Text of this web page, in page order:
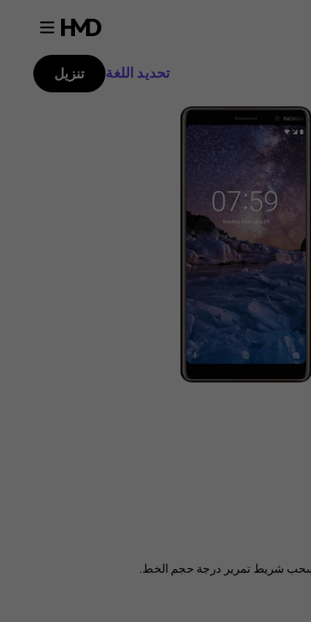
تحديد اللغة تنزيل
شريط تمرير درجة حجم الخط.